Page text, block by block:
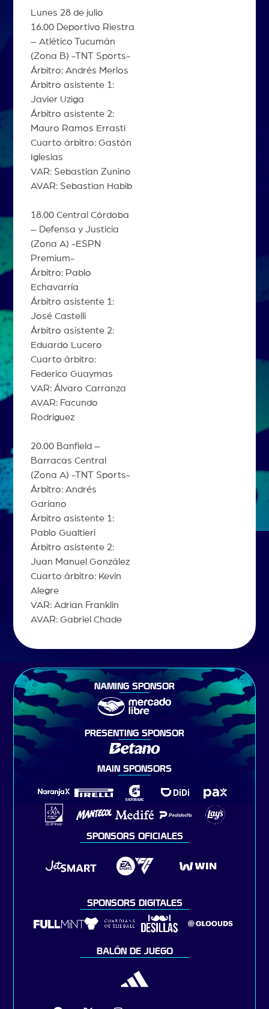
Lunes 28 de julio
16.00 Deportivo Riestra
– Atlético Tucumán
(Zona B) -TNT Sports-
Árbitro: Andrés Merlos
Árbitro asistente 1:
Javier Uziga
Árbitro asistente 2:
Mauro Ramos Errasti
Cuarto árbitro: Gastón
Iglesias
VAR: Sebastian Zunino
AVAR: Sebastian Habib
18.00 Central Córdoba
– Defensa y Justicia
(Zona A) -ESPN
Premium-
Árbitro: Pablo
Echavarría
Árbitro asistente 1:
José Castelli
Árbitro asistente 2:
Eduardo Lucero
Cuarto árbitro:
Federico Guaymas
VAR: Álvaro Carranza
AVAR: Facundo
Rodriguez
20.00 Banfield –
Barracas Central
(Zona A) -TNT Sports-
Árbitro: Andrés
Gariano
Árbitro asistente 1:
Pablo Gualtieri
Árbitro asistente 2:
Juan Manuel González
Cuarto árbitro: Kevin
Alegre
VAR: Adrian Franklin
AVAR: Gabriel Chade
NAMING SPONSOR
PRESENTING SPONSOR
MAIN SPONSORS
SPONSORS OFICIALES
SPONSORS DIGITALES
BALÓN DE JUEGO